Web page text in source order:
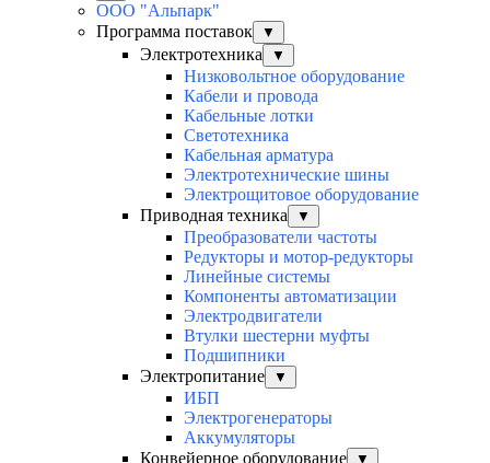
ООО "Альпарк"
Программа поставок
▼
Электротехника ▼
Низковольтное оборудование
Кабели и провода
Кабельные лотки
Светотехника
Кабельная арматура
Электротехнические шины
Электрощитовое оборудование
Приводная техника
▼
Преобразователи частоты
Редукторы и мотор-редукторы
Линейные системы
Компоненты автоматизации
Электродвигатели
Втулки шестерни муфты
Подшипники
Электропитание
▼
ИБП
Электрогенераторы
Аккумуляторы
Конвейерное оборудование
▼